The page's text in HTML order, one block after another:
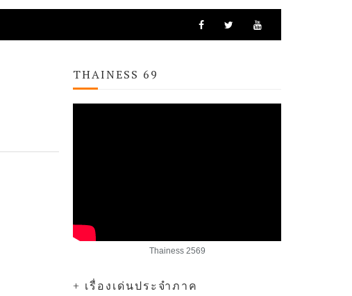
THAINESS 69
Thainess 2569
+ เรื่องเด่นประจำภาค